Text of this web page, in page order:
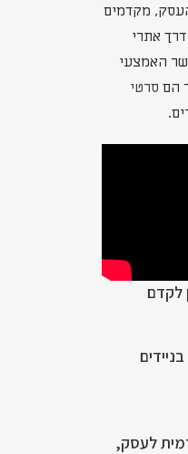
מקדמים
אתרי
האמצעי
הם סרטי
לקדם
לעסק,